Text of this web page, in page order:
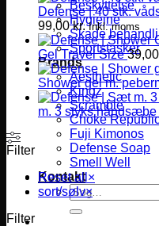
Beskyttelse
Hygiejne
Skade
Sportstasker
Brands
Aesthetic
Kingz
Scramble
Choke
Fuji Kimonos
Defense Soap
Smell Well
Kontakt
Søg
efter:
Defense | 40 stk.
99,00kr. Inkl. moms
Gel Travel Size 39,00
Shower gel m.
m. 3 styks håndsæbe
Filter
Reset all ×
sort/sølv×
Filter